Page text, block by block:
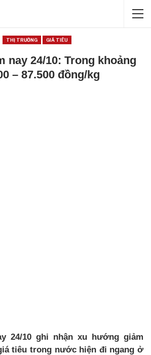
THỊ TRƯỜNG GIÁ TIÊU
nay 24/10: Trong khoảng
– 87.500 đồng/kg
24/10 ghi nhận xu hướng giảm
tiêu trong nước hiện đi ngang ở